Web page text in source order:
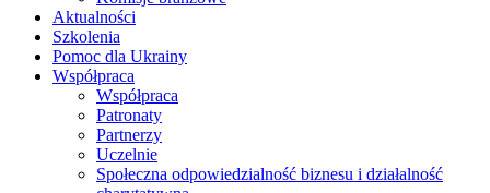
Aktualności
Szkolenia
Pomoc dla Ukrainy
Współpraca
Współpraca
Patronaty
Partnerzy
Uczelnie
Społeczna odpowiedzialność biznesu i działalność